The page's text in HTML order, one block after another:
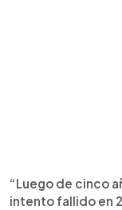
“Luego de cinco
intento fallido en